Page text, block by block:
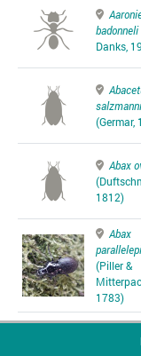
badonneli
Danks,
salzmanni
(Germar,
Abax
1812)
Abax
(Piller &
1783)
Abax